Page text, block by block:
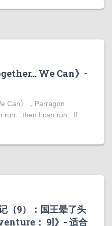
We Can》-
Can》，Parragon
run…then I can run. If
（9）：国王晕了头
： 9]》- 适合